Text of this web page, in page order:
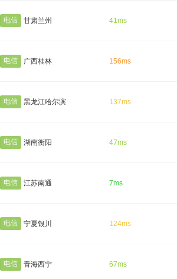
电信 甘肃兰州 41ms
电信 广西桂林 156ms
电信 黑龙江哈尔滨 137ms
电信 湖南衡阳 47ms
电信 江苏南通 7ms
电信 宁夏银川 124ms
电信 青海西宁 67ms